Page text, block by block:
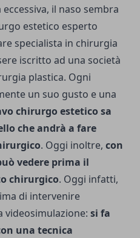
il naso sembra
estetico esperto
specialista in chirurgia
iscritto ad una società
plasti­ca. Ogni
un suo gusto e una
chirurgo estetico sa
che andrà a fare
. Oggi inoltre, con
vedere prima il
chirurgico. Oggi infatti,
di intervenire
si fa
una tecnica